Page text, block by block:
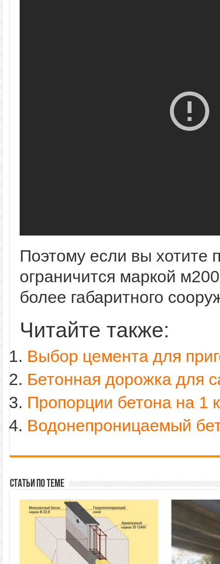
Поэтому если вы хотите
ограничится маркой
более габаритного
Читайте также:
Выбор цемента для
Бетонная дорожка для
Пропорции бетона на 1
Водонепроницаемый
Статьи по теме